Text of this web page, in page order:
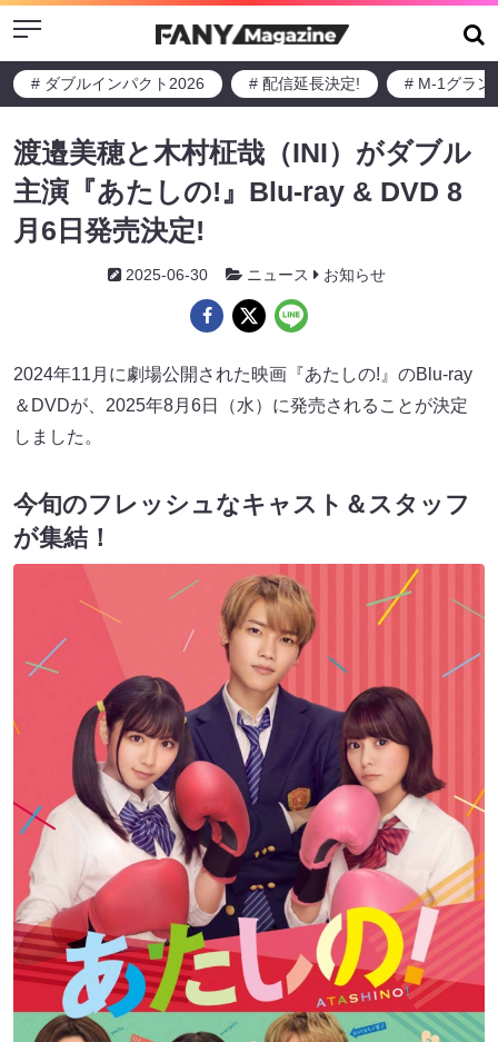
Menu
# ダブルインパクト2026 # 配信延長決定! # M-1グラン
渡邉美穂と木村柾哉（INI）がダブル
主演『あたしの!』Blu-ray & DVD 8
月6日発売決定!
2025-06-30 ニュース お知らせ
2024年11月に劇場公開された映画『あたしの!』のBlu-ray
＆DVDが、2025年8月6日（水）に発売されることが決定
しました。
今旬のフレッシュなキャスト＆スタッフ
が集結！